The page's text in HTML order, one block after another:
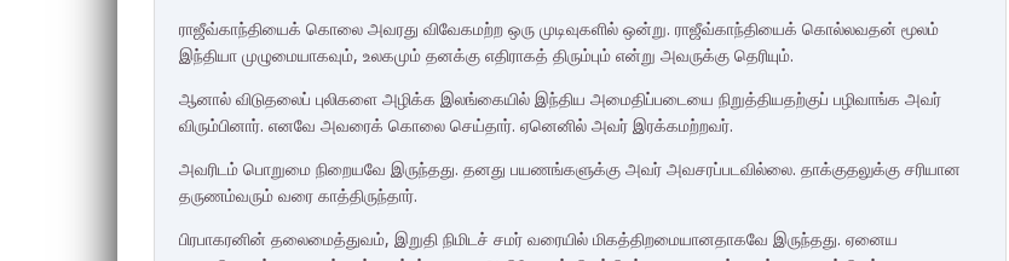
ராஜீவ்காந்தியைக் கொலை அவரது விவேகமற்ற ஒரு முடிவுகளில் ஒன்று. ராஜீவ்காந்தியைக் கொல்லவதன் மூலம்
இந்தியா முழுமையாகவும், உலகமும் தனக்கு எதிராகத் திரும்பும் என்று அவருக்கு தெரியும்.
ஆனால் விடுதலைப் புலிகளை அழிக்க இலங்கையில் இந்திய அமைதிப்படையை நிறுத்தியதற்குப் பழிவாங்க அவர்
விரும்பினார். எனவே அவரைக் கொலை செய்தார். ஏனெனில் அவர் இரக்கமற்றவர்.
அவரிடம் பொறுமை நிறையவே இருந்தது. தனது பயணங்களுக்கு அவர் அவசரப்படவில்லை. தாக்குதலுக்கு சரியான
தருணம்வரும் வரை காத்திருந்தார்.
பிரபாகரனின் தலைமைத்துவம், இறுதி நிமிடச் சமர் வரையில் மிகத்திறமையானதாகவே இருந்தது. ஏனைய